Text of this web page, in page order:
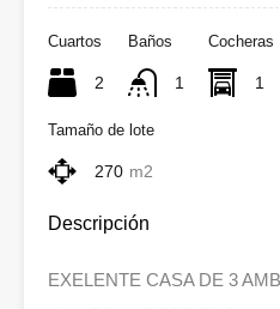
Cuartos
2
Baños
1
Cocheras
1
Tamaño de lote
270 m2
Descripción
EXELENTE CASA DE 3